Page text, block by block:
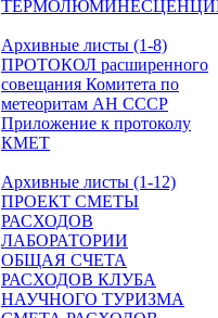
Архивные листы (1-8)
ПРОТОКОЛ расширенного
совещания Комитета по
метеоритам АН СССР
Приложение к протоколу
КМЕТ
Архивные листы (1-12)
ПРОЕКТ СМЕТЫ
РАСХОДОВ
ЛАБОРАТОРИИ
ОБЩАЯ СЧЕТА
РАСХОДОВ КЛУБА
НАУЧНОГО ТУРИЗМА